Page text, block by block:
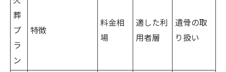
葬
プ
ラ
ン
特徴
料金相
場
適した利
用者層
遺骨の取
り扱い